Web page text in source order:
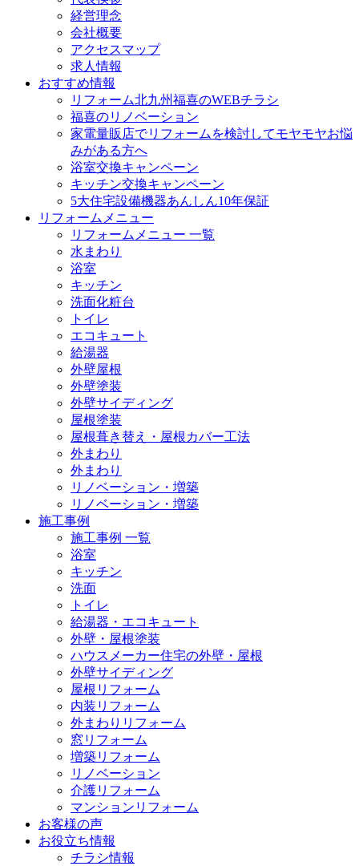
経営理念
会社概要
アクセスマップ
求人情報
おすすめ情報
リフォーム北九州福喜のWEBチラシ
福喜のリノベーション
家電量販店でリフォームを検討してモヤモヤお悩
みがある方へ
浴室交換キャンペーン
キッチン交換キャンペーン
5大住宅設備機器あんしん10年保証
リフォームメニュー
リフォームメニュー 一覧
水まわり
浴室
キッチン
洗面化粧台
トイレ
エコキュート
給湯器
外壁屋根
外壁塗装
外壁サイディング
屋根塗装
屋根葺き替え・屋根カバー工法
外まわり
外まわり
リノベーション・増築
リノベーション・増築
施工事例
施工事例 一覧
浴室
キッチン
洗面
トイレ
給湯器・エコキュート
外壁・屋根塗装
ハウスメーカー住宅の外壁・屋根
外壁サイディング
屋根リフォーム
内装リフォーム
外まわりリフォーム
窓リフォーム
増築リフォーム
リノベーション
介護リフォーム
マンションリフォーム
お客様の声
お役立ち情報
チラシ情報